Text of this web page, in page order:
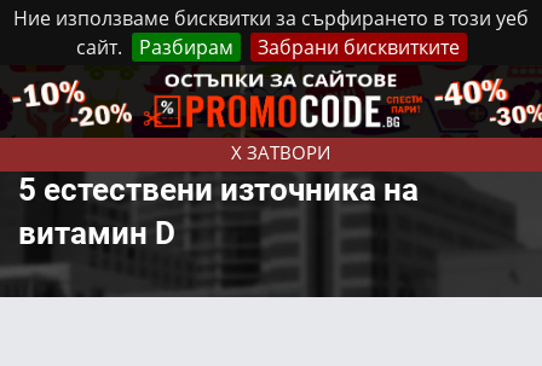
Ние използваме бисквитки за сърфирането в този уеб
сайт.
Разбирам Забрани бисквитките
X ЗАТВОРИ
Понеделник, 10 Август, 2026 Реклама Контакти
5 естествени източника на
витамин D